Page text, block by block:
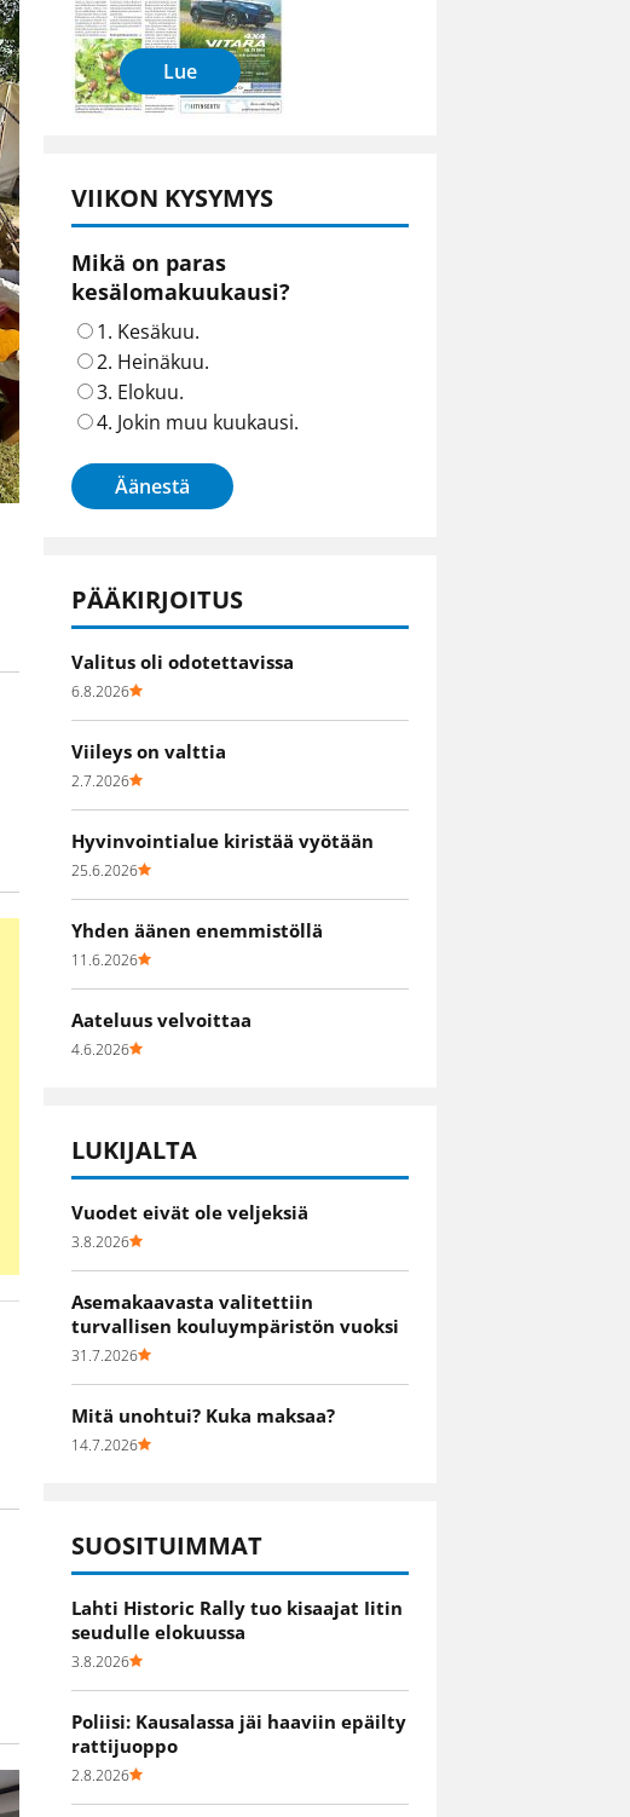
Lue
VIIKON KYSYMYS
Mikä on paras
kesälomakuukausi?
1. Kesäkuu.
2. Heinäkuu.
3. Elokuu.
4. Jokin muu kuukausi.
Äänestä
PÄÄKIRJOITUS
Valitus oli odotettavissa
6.8.2026
Viileys on valttia
2.7.2026
Hyvinvointialue kiristää vyötään
25.6.2026
Yhden äänen enemmistöllä
11.6.2026
Aateluus velvoittaa
4.6.2026
LUKIJALTA
Vuodet eivät ole veljeksiä
3.8.2026
Asemakaavasta valitettiin
turvallisen kouluympäristön vuoksi
31.7.2026
Mitä unohtui? Kuka maksaa?
14.7.2026
SUOSITUIMMAT
Lahti Historic Rally tuo kisaajat Iitin
seudulle elokuussa
3.8.2026
Poliisi: Kausalassa jäi haaviin epäilty
rattijuoppo
2.8.2026